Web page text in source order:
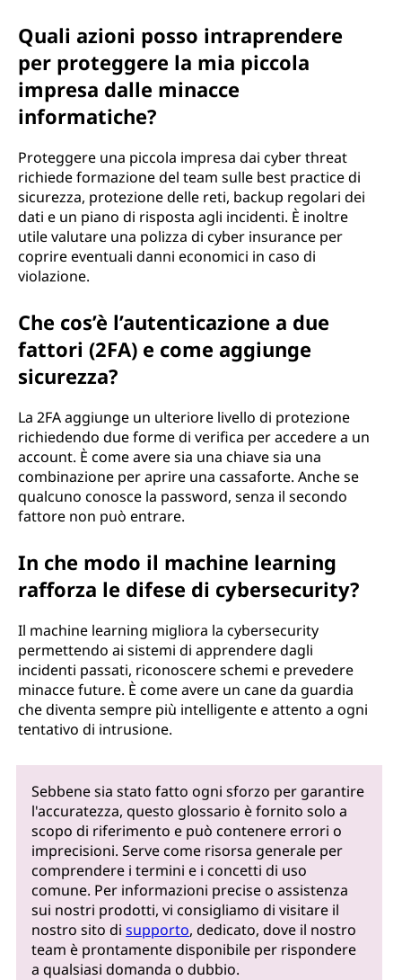
Quali azioni posso intraprendere
per proteggere la mia piccola
impresa dalle minacce
informatiche?
Proteggere una piccola impresa dai cyber threat
richiede formazione del team sulle best practice di
sicurezza, protezione delle reti, backup regolari dei
dati e un piano di risposta agli incidenti. È inoltre
utile valutare una polizza di cyber insurance per
coprire eventuali danni economici in caso di
violazione.
Che cos’è l’autenticazione a due
fattori (2FA) e come aggiunge
sicurezza?
La 2FA aggiunge un ulteriore livello di protezione
richiedendo due forme di verifica per accedere a un
account. È come avere sia una chiave sia una
combinazione per aprire una cassaforte. Anche se
qualcuno conosce la password, senza il secondo
fattore non può entrare.
In che modo il machine learning
rafforza le difese di cybersecurity?
Il machine learning migliora la cybersecurity
permettendo ai sistemi di apprendere dagli
incidenti passati, riconoscere schemi e prevedere
minacce future. È come avere un cane da guardia
che diventa sempre più intelligente e attento a ogni
tentativo di intrusione.
Sebbene sia stato fatto ogni sforzo per garantire
l'accuratezza, questo glossario è fornito solo a
scopo di riferimento e può contenere errori o
imprecisioni. Serve come risorsa generale per
comprendere i termini e i concetti di uso
comune. Per informazioni precise o assistenza
sui nostri prodotti, vi consigliamo di visitare il
nostro sito disupporto, dedicato, dove il nostro
team è prontamente disponibile per rispondere
a qualsiasi domanda o dubbio.